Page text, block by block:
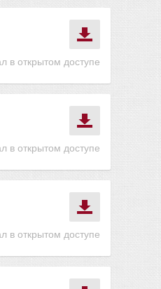
в открытом доступе
в открытом доступе
в открытом доступе